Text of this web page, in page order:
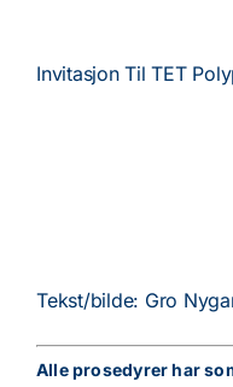
Invitasjon Til TET
Tekst/bilde: Gro
Alle prosedyrer har